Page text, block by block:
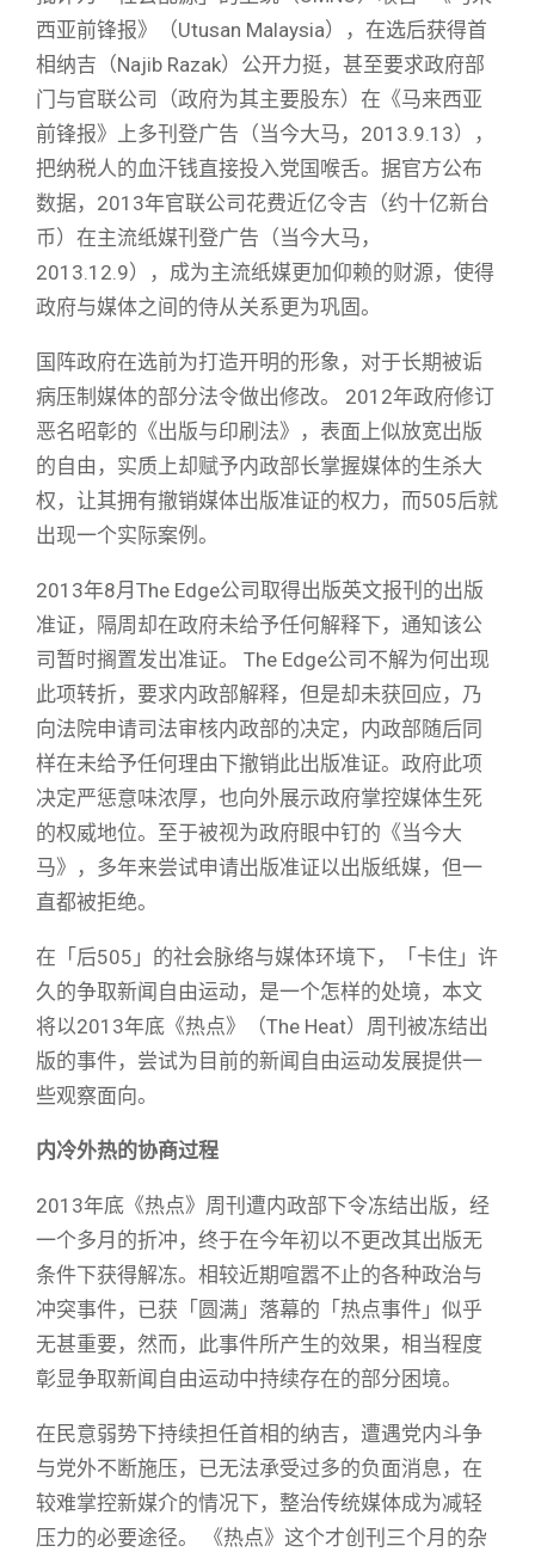
西亚前锋报》（Utusan Malaysia），在选后获得首
相纳吉（Najib Razak）公开力挺，甚至要求政府部
门与官联公司（政府为其主要股东）在《马来西亚
前锋报》上多刊登广告（当今大马，2013.9.13），
把纳税人的血汗钱直接投入党国喉舌。据官方公布
数据，2013年官联公司花费近亿令吉（约十亿新台
币）在主流纸媒刊登广告（当今大马，
2013.12.9），成为主流纸媒更加仰赖的财源，使得
政府与媒体之间的侍从关系更为巩固。
国阵政府在选前为打造开明的形象，对于长期被诟
病压制媒体的部分法令做出修改。 2012年政府修订
恶名昭彰的《出版与印刷法》，表面上似放宽出版
的自由，实质上却赋予内政部长掌握媒体的生杀大
权，让其拥有撤销媒体出版准证的权力，而505后就
出现一个实际案例。
2013年8月The Edge公司取得出版英文报刊的出版
准证，隔周却在政府未给予任何解释下，通知该公
司暂时搁置发出准证。 The Edge公司不解为何出现
此项转折，要求内政部解释，但是却未获回应，乃
向法院申请司法审核内政部的决定，内政部随后同
样在未给予任何理由下撤销此出版准证。政府此项
决定严惩意味浓厚，也向外展示政府掌控媒体生死
的权威地位。至于被视为政府眼中钉的《当今大
马》，多年来尝试申请出版准证以出版纸媒，但一
直都被拒绝。
在「后505」的社会脉络与媒体环境下，「卡住」许
久的争取新闻自由运动，是一个怎样的处境，本文
将以2013年底《热点》（The Heat）周刊被冻结出
版的事件，尝试为目前的新闻自由运动发展提供一
些观察面向。
内冷外热的协商过程
2013年底《热点》周刊遭内政部下令冻结出版，经
一个多月的折冲，终于在今年初以不更改其出版无
条件下获得解冻。相较近期喧嚣不止的各种政治与
冲突事件，已获「圆满」落幕的「热点事件」似乎
无甚重要，然而，此事件所产生的效果，相当程度
彰显争取新闻自由运动中持续存在的部分困境。
在民意弱势下持续担任首相的纳吉，遭遇党内斗争
与党外不断施压，已无法承受过多的负面消息，在
较难掌控新媒介的情况下，整治传统媒体成为减轻
压力的必要途径。 《热点》这个才创刊三个月的杂